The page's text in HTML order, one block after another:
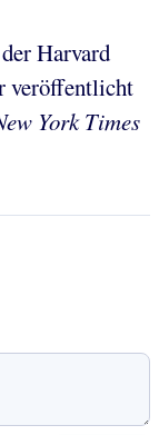
Harvard
veröffentlicht
York Times